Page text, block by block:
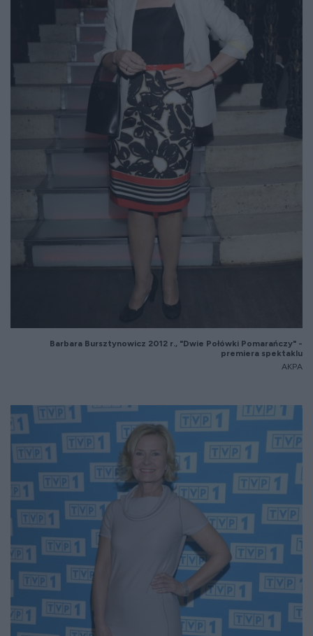
Barbara Bursztynowicz 2012 r., "Dwie Połówki Pomarańczy" -
premiera spektaklu
AKPA